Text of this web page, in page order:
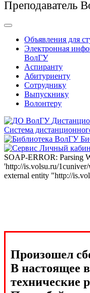
Преподаватель
Объявления для
Электронная
ВолГУ
Аспиранту
Абитуриенту
Сотруднику
Выпускнику
Волонтеру
Система
SOAP-ERROR: Parsing
'http://is.volsu.ru/
external entity "http://
Произошел
В настоящее
технические